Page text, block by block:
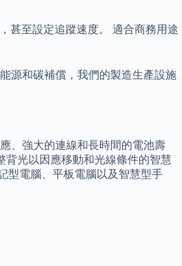
甚至設定追蹤速度。 適合商務用途
源和碳補償，我們的製造生產設施
、強大的連線和長時間的電池壽
背光以因應移動和光線條件的智慧
型電腦、平板電腦以及智慧型手